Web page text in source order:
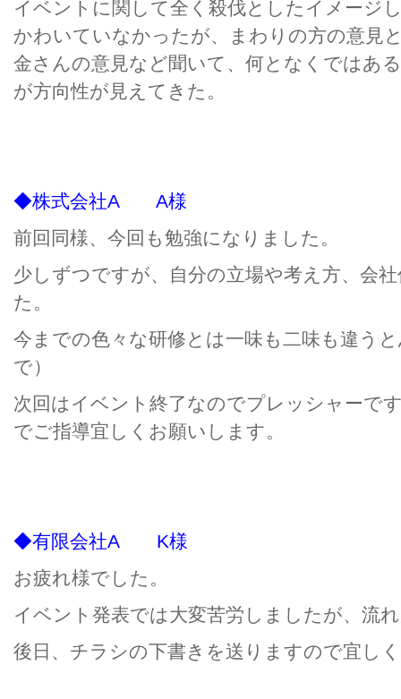
イベントに関して全く殺伐としたイメージ
かわいていなかったが、まわりの方の意見
金さんの意見など聞いて、何となくではある
が方向性が見えてきた。
◆株式会社A A様
前回同様、今回も勉強になりました。
少しずつですが、自分の立場や考え方、会
た。
今までの色々な研修とは一味も二味も違う
で）
次回はイベント終了なのでプレッシャーで
でご指導宜しくお願いします。
◆有限会社A K様
お疲れ様でした。
イベント発表では大変苦労しましたが、流
後日、チラシの下書きを送りますので宜し